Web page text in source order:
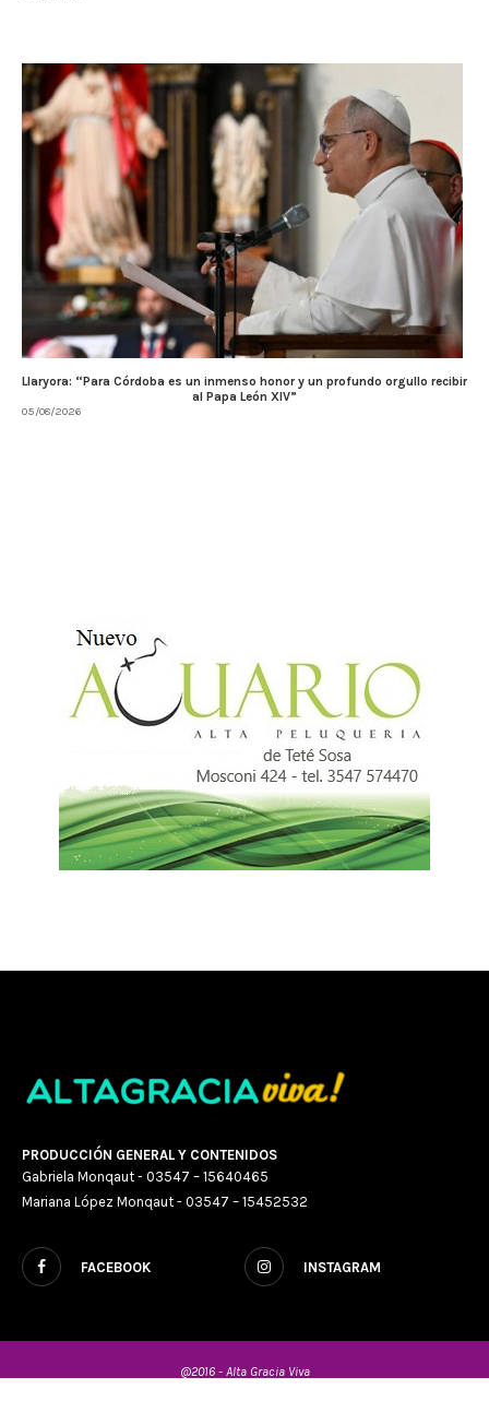
Llaryora: “Para Córdoba es un inmenso honor y un profundo orgullo recibir
al Papa León XIV”
05/08/2026
PRODUCCIÓN GENERAL Y CONTENIDOS
Gabriela Monqaut - 03547 – 15640465
Mariana López Monqaut - 03547 – 15452532
FACEBOOK INSTAGRAM
@2016 - Alta Gracia Viva